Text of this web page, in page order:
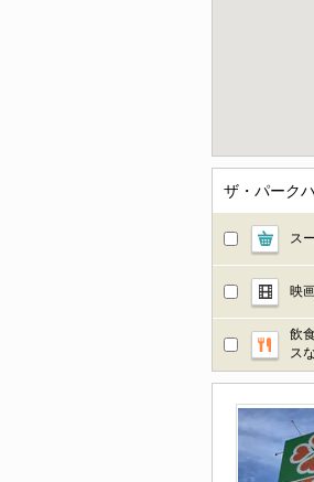
ザ・パーク
ス
映
飲
ス